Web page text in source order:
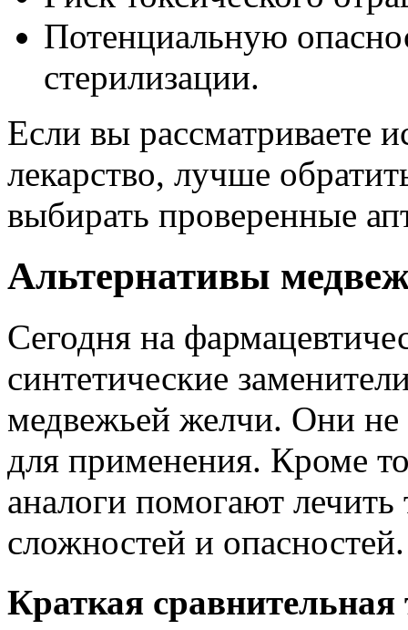
Потенциальную
стерилизации.
Если вы рассматриваете
лекарство, лучше
выбирать проверенные
Альтернативы
Сегодня на
синтетические
медвежьей желчи. Они не
для применения. Кроме
аналоги помогают лечить
сложностей и опасностей.
Краткая сравнительная